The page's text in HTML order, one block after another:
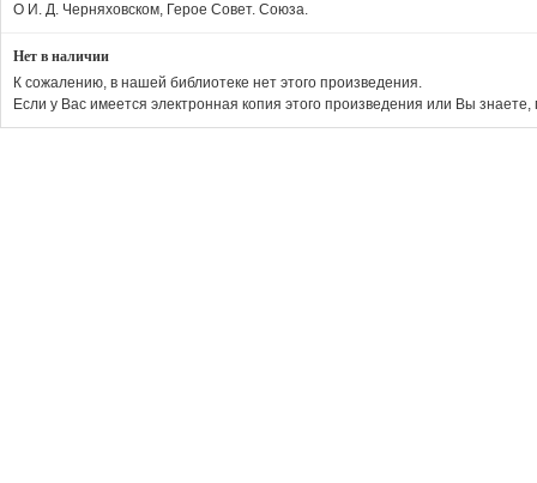
О И. Д. Черняховском, Герое Совет. Союза.
Нет в наличии
К сожалению, в нашей библиотеке нет этого произведения.
Если у Вас имеется электронная копия этого произведения или Вы